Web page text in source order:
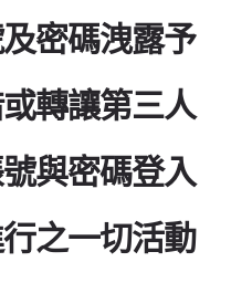
密碼洩露予
轉讓第三人
與密碼登入
之一切活動